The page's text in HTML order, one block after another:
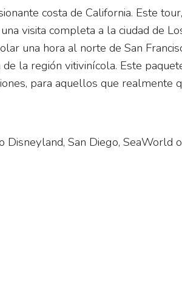
costa de California. Este
visita completa a la ciudad de
una hora al norte de San
la región vitivinícola. Este
para aquellos que
San Diego, SeaWorld o